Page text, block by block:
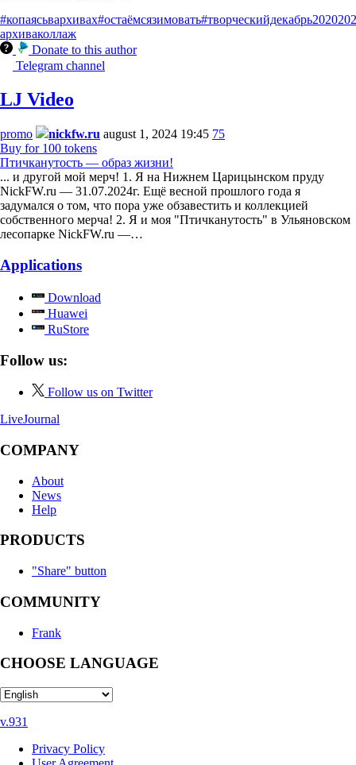
#копаясьвархивах#остаёмсязимовать#творческийдекабрь2020
архиваколлаж
Donate to this author
Telegram channel
LJ Video
promo nickfw.ru august 1, 2024 19:45 75
Buy for 100 tokens
Птичканутость — образ жизни!
... и другой мой мерч! 1. Я на Нижнем Царицынском пруду
NickFW.ru — 31.07.2024г. Ещё весной прошлого года я
задумался о том, что пора уже обзавестить и коллекцией
собственного мерча! 2. Я и моя "Птичканутость" в Ульяновском
лесопарке NickFW.ru —…
Applications
Download
Huawei
RuStore
Follow us:
Follow us on Twitter
LiveJournal
COMPANY
About
News
Help
PRODUCTS
"Share" button
COMMUNITY
Frank
CHOOSE LANGUAGE
v.931
Privacy Policy